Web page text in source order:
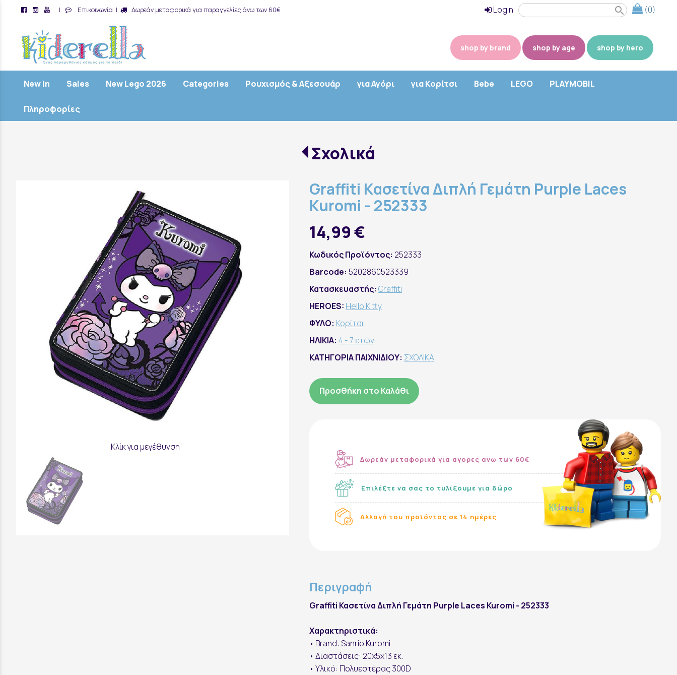
| Επικοινωνία | Δωρεάν μεταφορικά για παραγγελίες άνω των 60€ (0)
search
Login
shop by brand shop by age shop by hero
New in Sales New Lego 2026 Categories Ρουχισμός & Αξεσουάρ για Αγόρι για Κορίτσι Bebe LEGO PLAYMOBIL
Πληροφορίες
Σχολικά
Κλίκ για μεγέθυνση
Graffiti Κασετίνα Διπλή Γεμάτη Purple Laces
Kuromi - 252333
14,99 €
Κωδικός Προϊόντος: 252333
Barcode: 5202860523339
Κατασκευαστής: Graffiti
HEROES: Hello Kitty
ΦΥΛΟ: Κορίτσι
ΗΛΙΚΙΑ: 4 - 7 ετών
ΚΑΤΗΓΟΡΙΑ ΠΑΙΧΝΙΔΙΟΥ: ΣΧΟΛΙΚΑ
Προσθήκη στο Καλάθι
Δωρεάν μεταφορικά για αγορες ανω των 60€
Επιλέξτε να σας το τυλίξουμε για δώρο
Αλλαγή του προϊόντος σε 14 ημέρες
Περιγραφή
Graffiti Κασετίνα Διπλή Γεμάτη Purple Laces Kuromi - 252333
Χαρακτηριστικά:
• Brand: Sanrio Kuromi
• Διαστάσεις: 20x5x13 εκ.
• Υλικό: Πολυεστέρας 300D
Εγγραφή στο Newsletter